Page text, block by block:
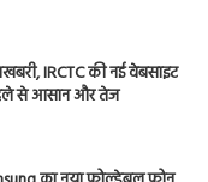
IRCTC की नई वेबसाइट
से आसान और तेज